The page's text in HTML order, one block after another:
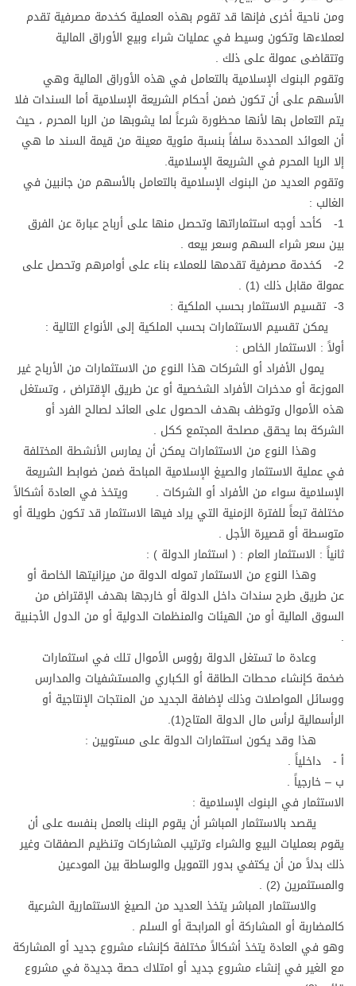
ومن ناحية أخرى فإنها قد تقوم بهذه العملية كخدمة مصرفية تقدم
لعملاءها وتكون وسيط في عمليات شراء وبيع الأوراق المالية
وتتقاضى عمولة على ذلك .
وتقوم البنوك الإسلامية بالتعامل في هذه الأوراق المالية وهي
الأسهم على أن تكون ضمن أحكام الشريعة الإسلامية أما السندات فلا
يتم التعامل بها لأنها محظورة شرعاً لما يشوبها من الربا المحرم ، حيث
أن العوائد المحددة سلفاً بنسبة مئوية معينة من قيمة السند ما هي
إلا الربا المحرم في الشريعة الإسلامية.
وتقوم العديد من البنوك الإسلامية بالتعامل بالأسهم من جانبين في
الغالب :
1- كأحد أوجه استثماراتها وتحصل منها على أرباح عبارة عن الفرق
بين سعر شراء السهم وسعر بيعه .
2- كخدمة مصرفية تقدمها للعملاء بناء على أوامرهم وتحصل على
عمولة مقابل ذلك (1) .
3- تقسيم الاستثمار بحسب الملكية :
يمكن تقسيم الاستثمارات بحسب الملكية إلى الأنواع التالية :
أولاً : الاستثمار الخاص :
يمول الأفراد أو الشركات هذا النوع من الاستثمارات من الأرباح غير
الموزعة أو مدخرات الأفراد الشخصية أو عن طريق الإقتراض ، وتستغل
هذه الأموال وتوظف بهدف الحصول على العائد لصالح الفرد أو
الشركة بما يحقق مصلحة المجتمع ككل .
وهذا النوع من الاستثمارات يمكن أن يمارس الأنشطة المختلفة
في عملية الاستثمار والصيغ الإسلامية المباحة ضمن ضوابط الشريعة
الإسلامية سواء من الأفراد أو الشركات . ويتخذ في العادة أشكالاً
مختلفة تبعاً للفترة الزمنية التي يراد فيها الاستثمار قد تكون طويلة أو
متوسطة أو قصيرة الأجل .
ثانياً : الاستثمار العام : ( استثمار الدولة ) :
وهذا النوع من الاستثمار تموله الدولة من ميزانيتها الخاصة أو
عن طريق طرح سندات داخل الدولة أو خارجها بهدف الإقتراض من
السوق المالية أو من الهيئات والمنظمات الدولية أو من الدول الأجنبية
.
وعادة ما تستغل الدولة رؤوس الأموال تلك في استثمارات
ضخمة كإنشاء محطات الطاقة أو الكباري والمستشفيات والمدارس
ووسائل المواصلات وذلك لإضافة الجديد من المنتجات الإنتاجية أو
الرأسمالية لرأس مال الدولة المتاح(1).
هذا وقد يكون استثمارات الدولة على مستويين :
أ - داخلياً .
ب – خارجياً .
الاستثمار في البنوك الإسلامية :
يقصد بالاستثمار المباشر أن يقوم البنك بالعمل بنفسه على أن
يقوم بعمليات البيع والشراء وترتيب المشاركات وتنظيم الصفقات وغير
ذلك بدلاً من أن يكتفي بدور التمويل والوساطة بين المودعين
والمستثمرين (2) .
والاستثمار المباشر يتخذ العديد من الصيغ الاستثمارية الشرعية
كالمضاربة أو المشاركة أو المرابحة أو السلم .
وهو في العادة يتخذ أشكالاً مختلفة كإنشاء مشروع جديد أو المشاركة
مع الغير في إنشاء مشروع جديد أو امتلاك حصة جديدة في مشروع